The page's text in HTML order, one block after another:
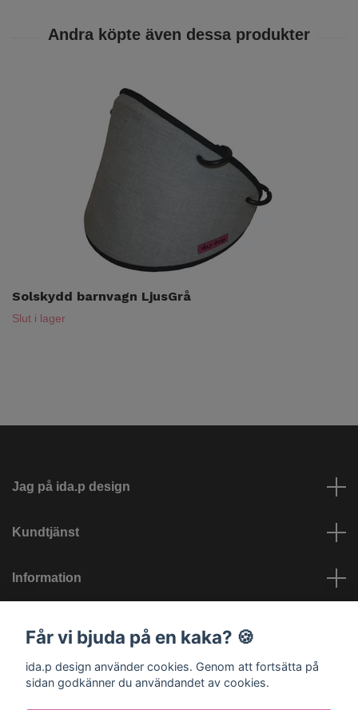
Solskydd barnvagn LjusGrå
Slut i lager
Jag på ida.p design
Kundtjänst
Information
Får vi bjuda på en kaka? 🍪
ida.p design använder cookies. Genom att fortsätta på
sidan godkänner du användandet av cookies.